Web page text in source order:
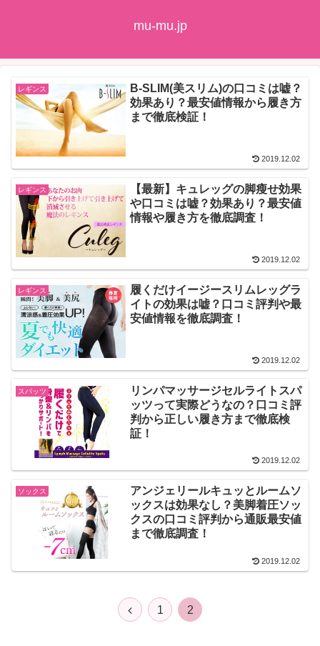
mu-mu.jp
レギンス
B-SLIM(美スリム)の口コミは嘘？
効果あり？最安値情報から履き方
まで徹底検証！
2019.12.02
レギンス
【最新】キュレッグの脚瘦せ効果
や口コミは嘘？効果あり？最安値
情報や履き方を徹底調査！
2019.12.02
レギンス
履くだけイージースリムレッグラ
イトの効果は嘘？口コミ評判や最
安値情報を徹底調査！
2019.12.02
スパッツ
リンパマッサージセルライトスパ
ッツって実際どうなの？口コミ評
判から正しい履き方まで徹底検
証！
2019.12.02
ソックス
アンジェリールキュッとルームソ
ックスは効果なし？美脚着圧ソッ
クスの口コミ評判から通販最安値
まで徹底調査！
2019.12.02
1 2